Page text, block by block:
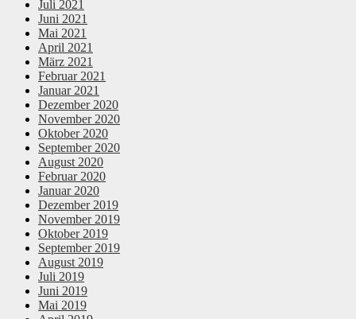
Juli 2021
Juni 2021
Mai 2021
April 2021
März 2021
Februar 2021
Januar 2021
Dezember 2020
November 2020
Oktober 2020
September 2020
August 2020
Februar 2020
Januar 2020
Dezember 2019
November 2019
Oktober 2019
September 2019
August 2019
Juli 2019
Juni 2019
Mai 2019